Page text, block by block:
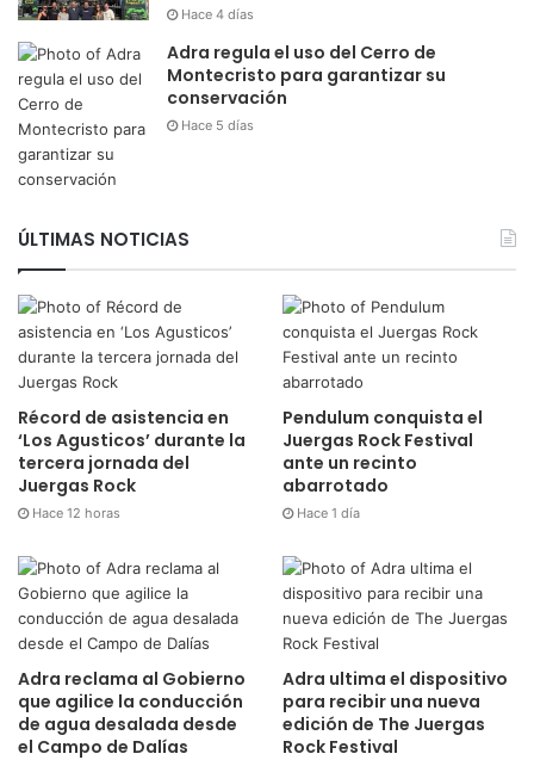
Hace 4 días
Adra regula el uso del Cerro de
Montecristo para garantizar su
conservación
Hace 5 días
ÚLTIMAS NOTICIAS
Récord de asistencia en
‘Los Agusticos’ durante la
tercera jornada del
Juergas Rock
Hace 12 horas
Pendulum conquista el
Juergas Rock Festival
ante un recinto
abarrotado
Hace 1 día
Adra reclama al Gobierno
que agilice la conducción
de agua desalada desde
el Campo de Dalías
Adra ultima el dispositivo
para recibir una nueva
edición de The Juergas
Rock Festival